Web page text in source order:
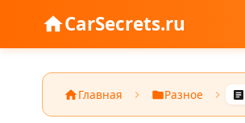
CarSecrets.ru
Главная Разное